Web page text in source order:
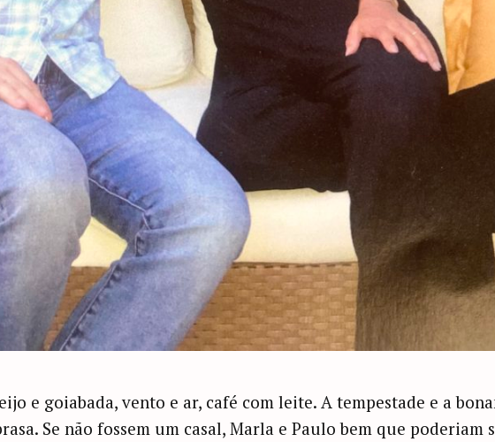
e goiabada, vento e ar, café com leite. A tempestade e a
Se não fossem um casal, Marla e Paulo bem que poderiam